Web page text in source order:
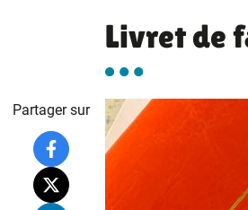
Livret de
Partager sur